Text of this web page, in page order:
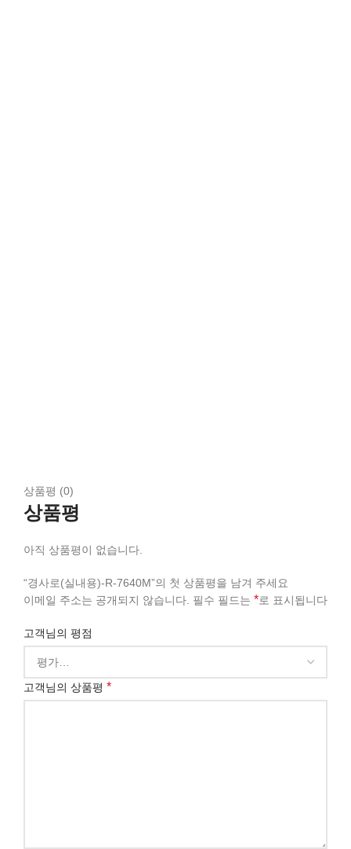
상품평 (0)
상품평
아직 상품평이 없습니다.
“경사로(실내용)-R-7640M”의 첫 상품평을 남겨 주세요
이메일 주소는 공개되지 않습니다. 필수 필드는 *로 표시됩니다
고객님의 평점
고객님의 상품평 *